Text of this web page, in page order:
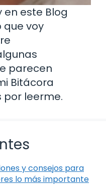
en este Blog
voy
parecen
Bitácora
por leerme.
y consejos para
lo más importante